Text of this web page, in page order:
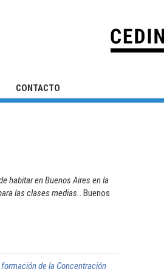
CONTACTO
habitar en Buenos Aires en la
las clases medias.
. Buenos
de la Concentración